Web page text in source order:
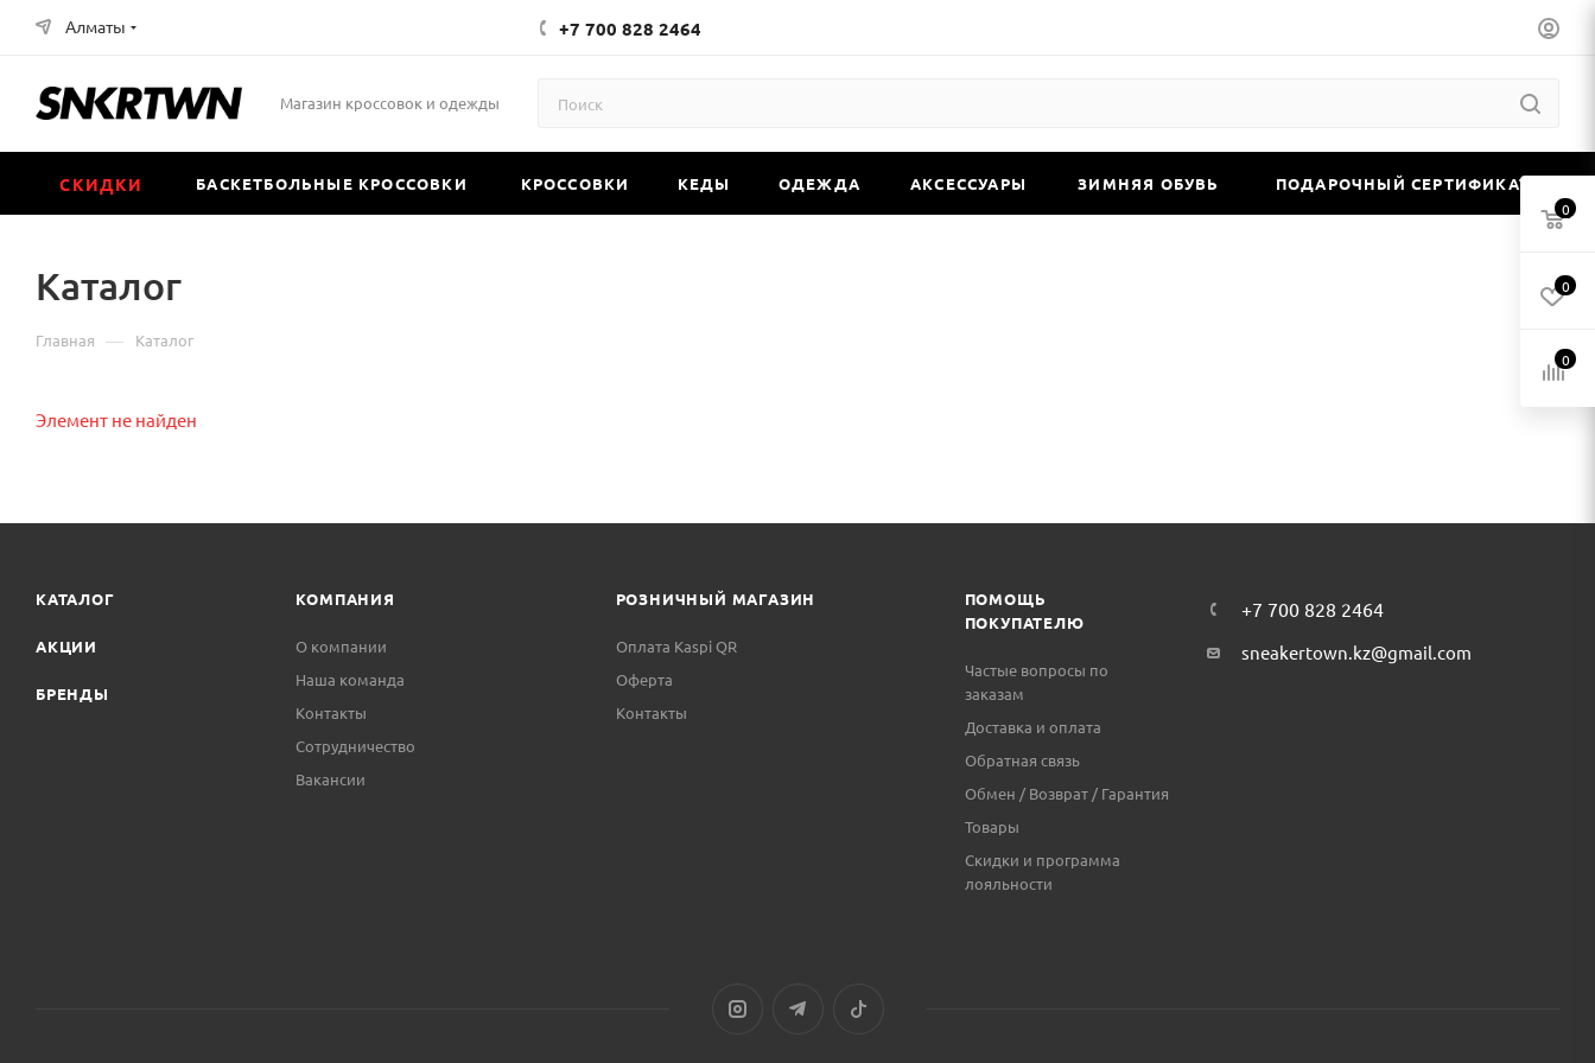
Алматы +7 700 828 2464
Магазин кроссовок и одежды
СКИДКИ БАСКЕТБОЛЬНЫЕ КРОССОВКИ КРОССОВКИ КЕДЫ ОДЕЖДА АКСЕССУАРЫ ЗИМНЯЯ ОБУВЬ ПОДАРОЧНЫЙ СЕРТИФИКАТ
Каталог
Главная — Каталог
Элемент не найден
КАТАЛОГ
АКЦИИ
БРЕНДЫ
КОМПАНИЯ
О компании
Наша команда
Контакты
Сотрудничество
Вакансии
РОЗНИЧНЫЙ МАГАЗИН
Оплата Kaspi QR
Оферта
Контакты
ПОМОЩЬ
ПОКУПАТЕЛЮ
Частые вопросы по
заказам
Доставка и оплата
Обратная связь
Обмен / Возврат / Гарантия
Товары
Скидки и программа
лояльности
+7 700 828 2464
sneakertown.kz@gmail.com
0
0
0